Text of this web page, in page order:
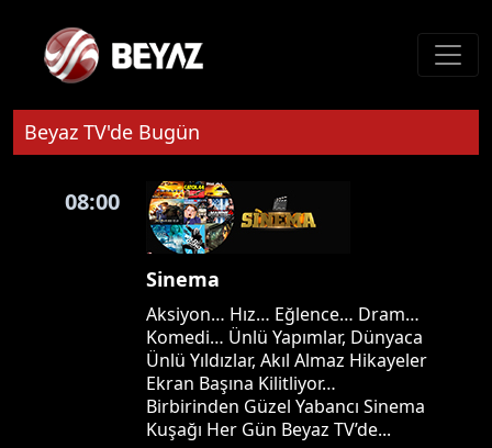
Beyaz TV'de Bugün
08:00
Sinema
Aksiyon… Hız… Eğlence… Dram…
Komedi… Ünlü Yapımlar, Dünyaca
Ünlü Yıldızlar, Akıl Almaz Hikayeler
Ekran Başına Kilitliyor…
Birbirinden Güzel Yabancı Sinema
Kuşağı Her Gün Beyaz TV’de...